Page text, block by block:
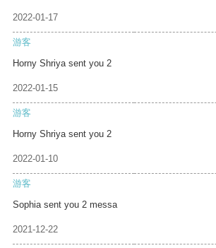
2022-01-17
游客
Horny Shriya sent you 2
2022-01-15
游客
Horny Shriya sent you 2
2022-01-10
游客
Sophia sent you 2 messa
2021-12-22